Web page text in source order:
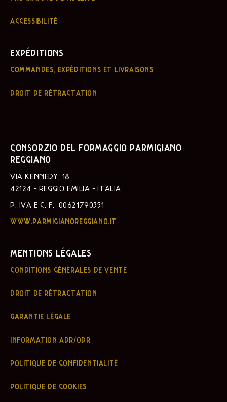
ACCESSIBILITÉ
EXPÉDITIONS
COMMANDES, EXPÉDITIONS ET LIVRAISONS
DROIT DE RÉTRACTATION
CONSORZIO DEL FORMAGGIO PARMIGIANO
REGGIANO
VIA KENNEDY, 18
42124 - REGGIO EMILIA - ITALIA
P. IVA E C. F.: 00621790351
WWW.PARMIGIANOREGGIANO.IT
MENTIONS LÉGALES
CONDITIONS GÉNÉRALES DE VENTE
DROIT DE RÉTRACTATION
GARANTIE LÉGALE
INFORMATION ADR/ODR
POLITIQUE DE CONFIDENTIALITÉ
POLITIQUE DE COOKIES